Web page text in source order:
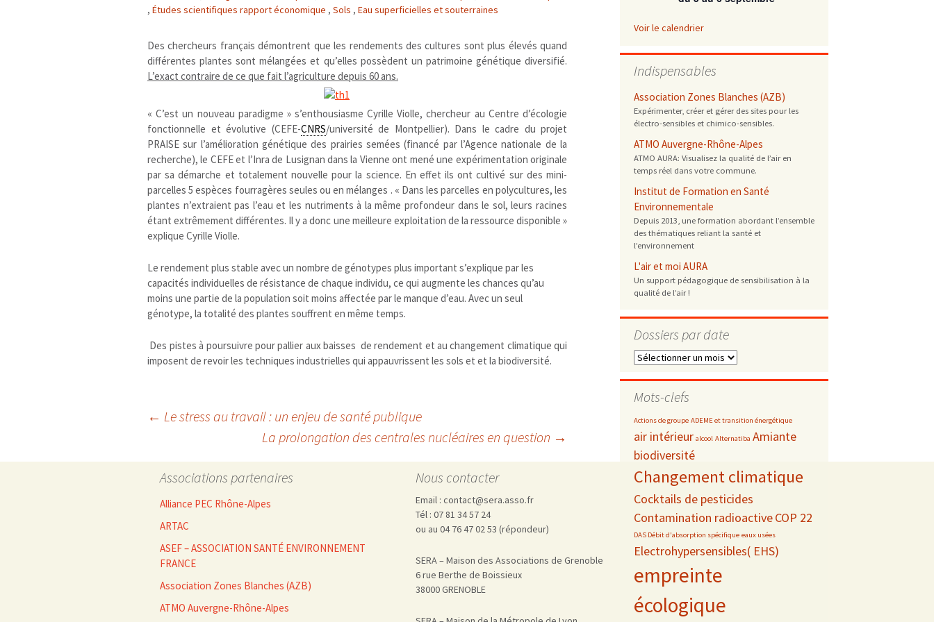
modes de conservation et de cuisson
Biodiversité
Changements climatiques
Contamination infectieuse
cancérigène / mutagène / reprotoxique
métaux lourds et autres
perturbateurs endocriniens
PFAS
Déchets
économie circulaire
recyclage
traitements
Décisions politiques et juridiques
européenne
internationale
nationale
Eau
mers et océans
superficielles et souterraines
Énergies
fossiles
renouvelables / transition énergétique
Environnement numérique
Études scientifiques
épidémiologique
rapport économique
Jurisprudence
offre de soins
Petite enfance
Pharmacovigilance, produits et
Population à risque
adolescents
exposition professionnelle
femmes enceintes / enfants
Publications recommandées
Santé publique
Sols
, Études scientifiques rapport économique , Sols , Eau superficielles et souterraines
Des chercheurs français démontrent que les rendements des cultures sont plus élevés quand
différentes plantes sont mélangées et qu’elles possèdent un patrimoine génétique diversifié.
L’exact contraire de ce que fait l’agriculture depuis 60 ans.
« C’est un nouveau paradigme » s’enthousiasme Cyrille Violle, chercheur au Centre d’écologie
fonctionnelle et évolutive (CEFE-CNRS/université de Montpellier). Dans le cadre du projet
PRAISE sur l’amélioration génétique des prairies semées (financé par l’Agence nationale de la
recherche), le CEFE et l’Inra de Lusignan dans la Vienne ont mené une expérimentation originale
par sa démarche et totalement nouvelle pour la science. En effet ils ont cultivé sur des mini-
parcelles 5 espèces fourragères seules ou en mélanges . « Dans les parcelles en polycultures, les
plantes n’extraient pas l’eau et les nutriments à la même profondeur dans le sol, leurs racines
étant extrêmement différentes. Il y a donc une meilleure exploitation de la ressource disponible »
explique Cyrille Violle.
Le rendement plus stable avec un nombre de génotypes plus important s’explique par les
capacités individuelles de résistance de chaque individu, ce qui augmente les chances qu’au
moins une partie de la population soit moins affectée par le manque d’eau. Avec un seul
génotype, la totalité des plantes souffrent en même temps.
Des pistes à poursuivre pour pallier aux baisses de rendement et au changement climatique qui
imposent de revoir les techniques industrielles qui appauvrissent les sols et et la biodiversité.
Navigation
des
← Le stress au travail : un enjeu de santé publique
La prolongation des centrales nucléaires en question →
Voir le calendrier
Indispensables
Association Zones Blanches (AZB)
Expérimenter, créer et gérer des sites pour les
électro-sensibles et chimico-sensibles.
ATMO Auvergne-Rhône-Alpes
ATMO AURA: Visualisez la qualité de l’air en
temps réel dans votre commune.
Institut de Formation en Santé
Environnementale
Depuis 2013, une formation abordant l’ensemble
des thématiques reliant la santé et
l’environnement
L'air et moi AURA
Un support pédagogique de sensibilisation à la
qualité de l’air !
Dossiers par date
Dossiers
date
Mots-clefs
Actions de groupe ADEME et transition énergétique
air intérieur alcool Alternatiba Amiante
biodiversité
Changement climatique
Cocktails de pesticides
Contamination radioactiveCOP 22
DAS Débit d'absorption spécifique eaux usées
Electrohypersensibles( EHS)
empreinte
écologique
Associations partenaires
Alliance PEC Rhône-Alpes
ARTAC
ASEF – ASSOCIATION SANTÉ ENVIRONNEMENT
FRANCE
Association Zones Blanches (AZB)
ATMO Auvergne-Rhône-Alpes
Nous contacter
Email : contact@sera.asso.fr
Tél : 07 81 34 57 24
ou au 04 76 47 02 53 (répondeur)
SERA – Maison des Associations de Grenoble
6 rue Berthe de Boissieux
38000 GRENOBLE